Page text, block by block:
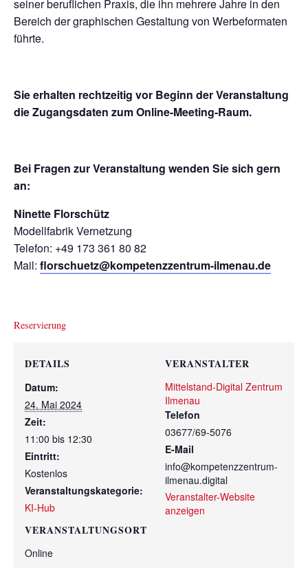
seiner beruflichen Praxis, die ihn mehrere Jahre in den
Bereich der graphischen Gestaltung von Werbeformaten
führte.
Sie erhalten rechtzeitig vor Beginn der Veranstaltung
die Zugangsdaten zum Online-Meeting-Raum.
Bei Fragen zur Veranstaltung wenden Sie sich gern
an:
Ninette Florschütz
Modellfabrik Vernetzung
Telefon: +49 173 361 80 82
Mail: florschuetz@kompetenzzentrum-ilmenau.de
DETAILS
Datum:
24. Mai 2024
Zeit:
11:00 bis 12:30
Eintritt:
Kostenlos
Veranstaltungskategorie:
KI-Hub
VERANSTALTUNGSORT
Online
VERANSTALTER
Mittelstand-Digital Zentrum
Ilmenau
Telefon
03677/69-5076
E-Mail
info@kompetenzzentrum-
ilmenau.digital
Veranstalter-Website
anzeigen
Reservierung